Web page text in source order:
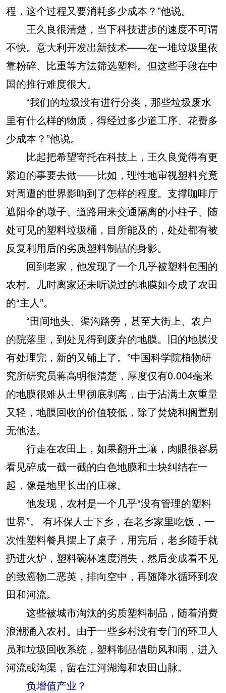
程，这个过程又要消耗多少成本？”他说。
王久良很清楚，当下科技进步的速度不可谓
不快。意大利开发出新技术——在一堆垃圾里依
靠粉碎、比重等方法筛选塑料。但这些手段在中
国的推行难度很大。
“我们的垃圾没有进行分类，那些垃圾废水
里有什么样的物质，得经过多少道工序、花费多
少成本？”他说。
比起把希望寄托在科技上，王久良觉得有更
紧迫的事要去做——比如，理性地审视塑料究竟
对周遭的世界影响到了怎样的程度。支撑咖啡厅
遮阳伞的墩子、道路用来交通隔离的小柱子、随
处可见的塑料垃圾桶，目所能及的，处处都有被
反复利用后的劣质塑料制品的身影。
回到老家，他发现了一个几乎被塑料包围的
农村。儿时离家还未听说过的地膜如今成了农田
的“主人”。
“田间地头、渠沟路旁，甚至大街上、农户
的院落里，到处见得到废弃的地膜。旧的地膜没
有处理完，新的又铺上了。”中国科学院植物研
究所研究员蒋高明很清楚，厚度仅有0.004毫米
的地膜很难从土里彻底剥离，由于沾满土灰重量
又轻，地膜回收的价值较低，除了焚烧和搁置别
无他法。
行走在农田上，如果翻开土壤，肉眼很容易
看见碎成一截一截的白色地膜和土块纠结在一
起，像是地里长出的庄稼。
他发现，农村是一个几乎“没有管理的塑料
世界”。 有环保人士下乡，在老乡家里吃饭，一
次性塑料餐具摆上了桌子，用完后，老乡随手就
扔进火炉，塑料碗杯速度消失，然后变成看不见
的致癌物二恶英，排向空中，再随降水循环到农
田和河流。
这些被城市淘汰的劣质塑料制品，随着消费
浪潮涌入农村。由于一些乡村没有专门的环卫人
员和垃圾回收系统，塑料制品借助风和雨，进入
河流或沟渠，留在江河湖海和农田山脉。
负增值产业？